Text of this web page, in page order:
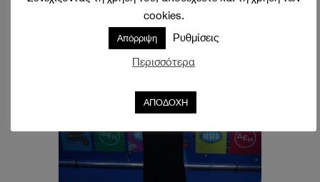
cookies.
Απόρριψη Ρυθμίσεις
Περισσότερα
ΑΠΟΔΟΧΗ